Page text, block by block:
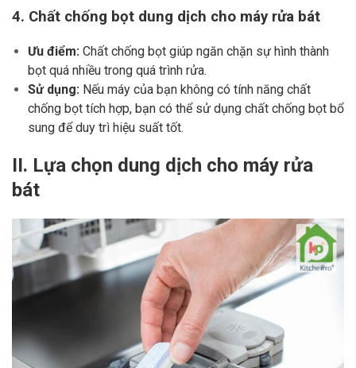
4. Chất chống bọt dung dịch cho máy rửa bát
Ưu điểm: Chất chống bọt giúp ngăn chặn sự hình thành
bọt quá nhiều trong quá trình rửa.
Sử dụng: Nếu máy của bạn không có tính năng chất
chống bọt tích hợp, bạn có thể sử dụng chất chống bọt bổ
sung để duy trì hiệu suất tốt.
II. Lựa chọn dung dịch cho máy rửa
bát